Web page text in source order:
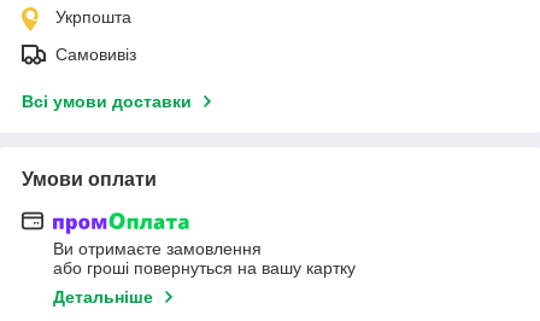
Укрпошта
Самовивіз
Всі умови доставки
Умови оплати
Ви отримаєте замовлення
або гроші повернуться на вашу картку
Детальніше